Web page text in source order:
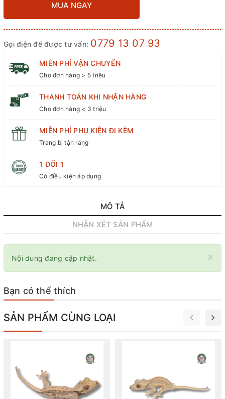
MUA NGAY
Gọi điện để được tư vấn: 0779 13 07 93
MIỄN PHÍ VẬN CHUYỂN
Cho đơn hàng > 5 triệu
THANH TOÁN KHI NHẬN HÀNG
Cho đơn hàng < 3 triệu
MIỄN PHÍ PHỤ KIỆN ĐI KÈM
Trang bị tận răng
1 ĐỔI 1
Có điều kiện áp dụng
MÔ TẢ
NHẬN XÉT SẢN PHẨM
×
Nội dung đang cập nhật.
Bạn có thể thích
SẢN PHẨM CÙNG LOẠI